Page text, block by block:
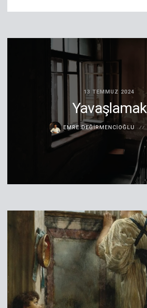
13 TEMMUZ 2024
Yavaşlamak
EMRE DEĞIRMENCIOĞLU